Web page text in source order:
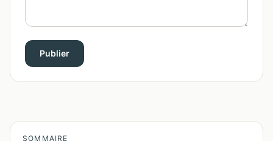
Publier
SOMMAIRE